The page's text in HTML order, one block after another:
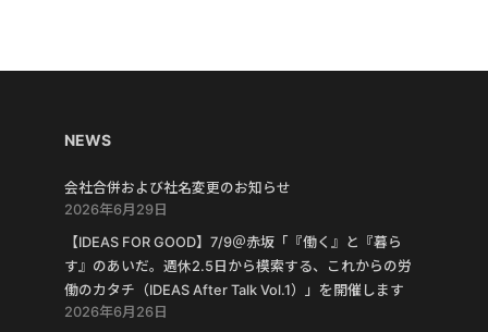
NEWS
会社合併および社名変更のお知らせ
2026年6月29日
【IDEAS FOR GOOD】7/9＠赤坂「『働く』と『暮ら
す』のあいだ。週休2.5日から模索する、これからの労
働のカタチ（IDEAS After Talk Vol.1）」を開催します
2026年6月26日